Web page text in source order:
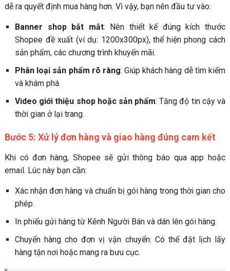
dễ ra quyết định mua hàng hơn. Vì vậy, bạn nên đầu tư vào:
Banner shop bắt mắt: Nên thiết kế đúng kích thước
Shopee đề xuất (ví dụ: 1200x300px), thể hiện phong cách
sản phẩm, các chương trình khuyến mãi.
Phân loại sản phẩm rõ ràng: Giúp khách hàng dễ tìm kiếm
và khám phá.
Video giới thiệu shop hoặc sản phẩm: Tăng độ tin cậy và
thời gian ở lại trang.
Bước 5: Xử lý đơn hàng và giao hàng đúng cam kết
Khi có đơn hàng, Shopee sẽ gửi thông báo qua app hoặc
email. Lúc này bạn cần:
Xác nhận đơn hàng và chuẩn bị gói hàng trong thời gian cho
phép.
In phiếu gửi hàng từ Kênh Người Bán và dán lên gói hàng.
Chuyển hàng cho đơn vị vận chuyển: Có thể đặt lịch lấy
hàng tận nơi hoặc mang ra bưu cục.